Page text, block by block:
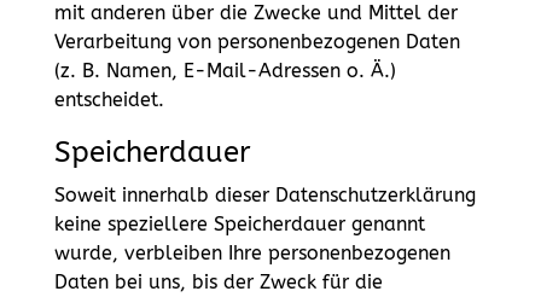
mit anderen über die Zwecke und Mittel der
Verarbeitung von personenbezogenen Daten
(z. B. Namen, E-Mail-Adressen o. Ä.)
entscheidet.
Speicherdauer
Soweit innerhalb dieser Datenschutzerklärung
keine speziellere Speicherdauer genannt
wurde, verbleiben Ihre personenbezogenen
Daten bei uns, bis der Zweck für die